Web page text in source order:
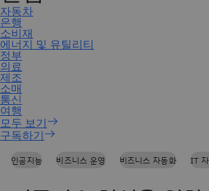
구독하기
인공지능 비즈니스 운영 비즈니스 자동화 IT